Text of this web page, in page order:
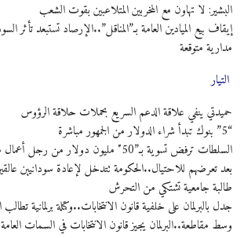
البشير: لا تهاون مع المخربين المتلاعبين بقوت الشعب
إيقاف بيع الميادين العامة بـ”المناقل”..الإرصاد تستبعد تأثر
مدارية متوقعة
التيار
حميدتي ينفي علاقة الدعم السريع بحملات حلاقة الرؤوس
“5” بنوك تبدأ شراء الدولار من الجمهور مباشرة
السلطات ترفض تسوية بـ”50″ مليون دولار من رجل أعمال موقف
بعد تعرضهم للاحتيال..الحكومة تتدخل لإعادة سودانيين
طالبة جامعية تشتكي من التحرش
جدل بالبرلمان على خلفية قانون الانتخابات..وكتلة برلمانية
وسط مقاطعة..البرلمان يجيز قانون الانتخابات في السمات العامة